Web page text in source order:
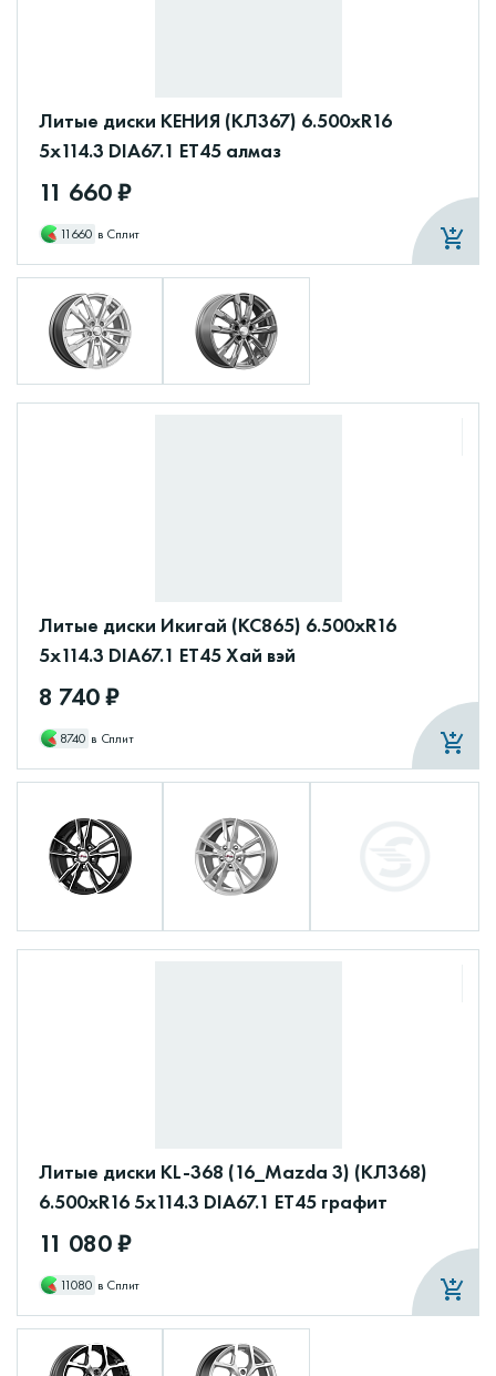
Литые диски КЕНИЯ (КЛ367) 6.500xR16
5x114.3 DIA67.1 ET45 алмаз
11 660 ₽
11660 в Сплит
Литые диски Икигай (КС865) 6.500xR16
5x114.3 DIA67.1 ET45 Хай вэй
8 740 ₽
8740 в Сплит
Литые диски KL-368 (16_Mazda 3) (КЛ368)
6.500xR16 5x114.3 DIA67.1 ET45 графит
11 080 ₽
11080 в Сплит